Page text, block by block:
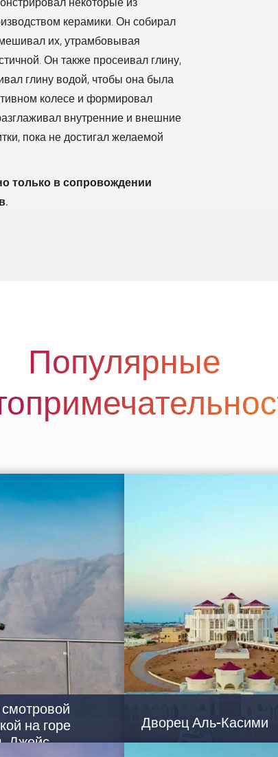
керамики. Он собирал
их, утрамбовывая
Он также просеивал глину,
глину водой, чтобы она была
колесе и формировал
внутренние и внешние
пока не достигал желаемой
только в сопровождении
Популярные
на горе
Джейс
Дворец Аль-Касими